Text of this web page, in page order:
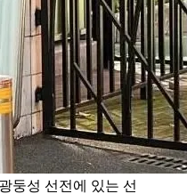
둥성 선전에 있는 선